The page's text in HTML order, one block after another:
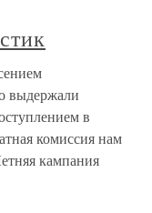
выдержали
в
комиссия нам
кампания